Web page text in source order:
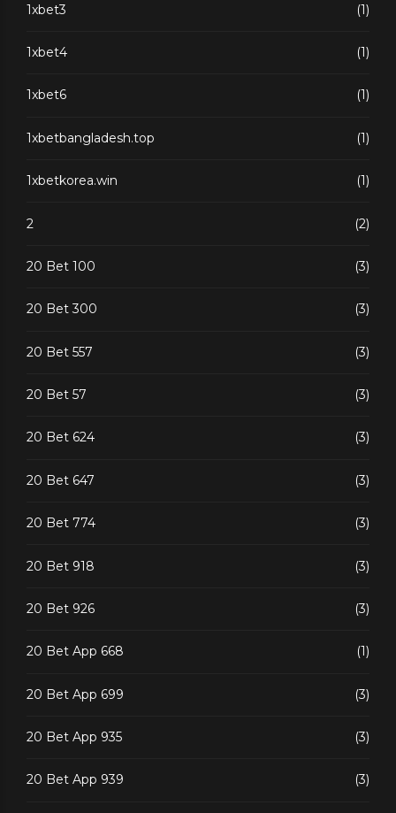
1xbet3 (1)
1xbet4 (1)
1xbet6 (1)
1xbetbangladesh.top (1)
1xbetkorea.win (1)
2 (2)
20 Bet 100 (3)
20 Bet 300 (3)
20 Bet 557 (3)
20 Bet 57 (3)
20 Bet 624 (3)
20 Bet 647 (3)
20 Bet 774 (3)
20 Bet 918 (3)
20 Bet 926 (3)
20 Bet App 668 (1)
20 Bet App 699 (3)
20 Bet App 935 (3)
20 Bet App 939 (3)